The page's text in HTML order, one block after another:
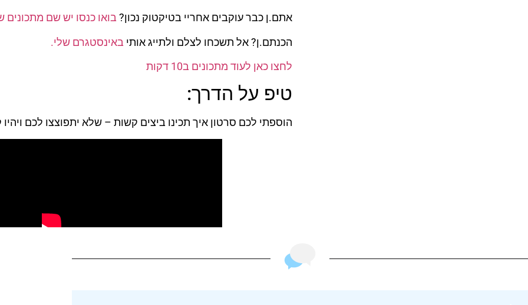
אתם.ן כבר עוקבים אחריי בטיקטוק נכון? בואו כנסו יש שם מתכונים
הכנתם.ן? אל תשכחו לצלם ולתייג אותי באינסטגרם שלי.
לחצו כאן לעוד מתכונים ב10 דקות
טיפ על הדרך:
הוספתי לכם סרטון איך תכינו ביצים קשות – שלא יתפוצצו לכם ויהיו